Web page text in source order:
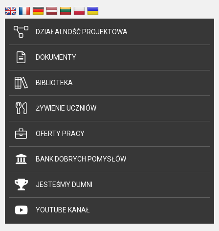
DZIAŁALNOŚĆ PROJEKTOWA
DOKUMENTY
BIBLIOTEKA
ŻYWIENIE UCZNIÓW
OFERTY PRACY
BANK DOBRYCH POMYSŁÓW
JESTEŚMY DUMNI
YOUTUBE KANAŁ